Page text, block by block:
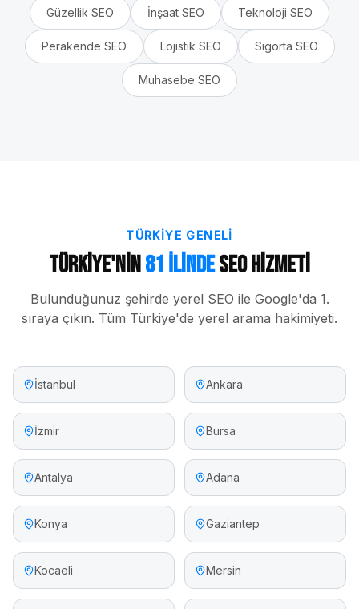
Güzellik SEO İnşaat SEO Teknoloji SEO
Perakende SEO Lojistik SEO Sigorta SEO
Muhasebe SEO
TÜRKIYE GENELI
Türkiye'nin81 İlindeSEO Hizmeti
Bulunduğunuz şehirde yerel SEO ile Google'da 1.
sıraya çıkın. Tüm Türkiye'de yerel arama hakimiyeti.
İstanbul Ankara
İzmir Bursa
Antalya Adana
Konya Gaziantep
Kocaeli Mersin